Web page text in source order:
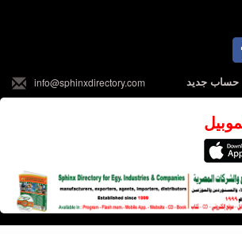
حساب جديد info@sphinxdirectory.com